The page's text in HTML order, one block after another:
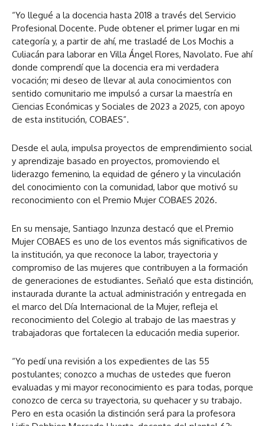
“Yo llegué a la docencia hasta 2018 a través del Servicio
Profesional Docente. Pude obtener el primer lugar en mi
categoría y, a partir de ahí, me trasladé de Los Mochis a
Culiacán para laborar en Villa Ángel Flores, Navolato. Fue ahí
donde comprendí que la docencia era mi verdadera
vocación; mi deseo de llevar al aula conocimientos con
sentido comunitario me impulsó a cursar la maestría en
Ciencias Económicas y Sociales de 2023 a 2025, con apoyo
de esta institución, COBAES”.
Desde el aula, impulsa proyectos de emprendimiento social
y aprendizaje basado en proyectos, promoviendo el
liderazgo femenino, la equidad de género y la vinculación
del conocimiento con la comunidad, labor que motivó su
reconocimiento con el Premio Mujer COBAES 2026.
En su mensaje, Santiago Inzunza destacó que el Premio
Mujer COBAES es uno de los eventos más significativos de
la institución, ya que reconoce la labor, trayectoria y
compromiso de las mujeres que contribuyen a la formación
de generaciones de estudiantes. Señaló que esta distinción,
instaurada durante la actual administración y entregada en
el marco del Día Internacional de la Mujer, refleja el
reconocimiento del Colegio al trabajo de las maestras y
trabajadoras que fortalecen la educación media superior.
“Yo pedí una revisión a los expedientes de las 55
postulantes; conozco a muchas de ustedes que fueron
evaluadas y mi mayor reconocimiento es para todas, porque
conozco de cerca su trayectoria, su quehacer y su trabajo.
Pero en esta ocasión la distinción será para la profesora